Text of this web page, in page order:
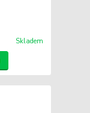
Skladem